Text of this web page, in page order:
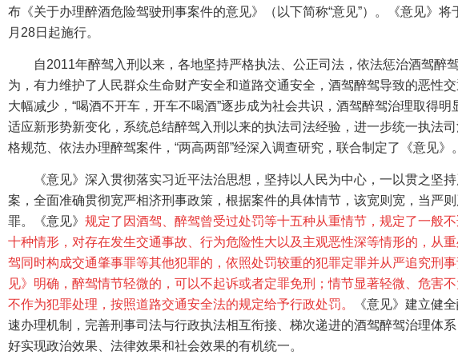
布《关于办理醉酒危险驾驶刑事案件的意见》（以下简称“意见”）。《意见》将
月 28日起施行。
自2011年醉驾入刑以来，各地坚持严格执法、公正司法，依法惩治酒驾醉
为，有力维护了人民群众生命财产安全和道路交通安全，酒驾醉驾导致的恶性
大幅减少，“喝酒不开车，开车不喝酒”逐步成为社会共识，酒驾醉驾治理取得明
适应新形势新变化，系统总结醉驾入刑以来的执法司法经验，进一步统一执法
格规范、依法办理醉驾案件，“两高两部”经深入调查研究，联合制定了《意见》。
《意见》深入贯彻落实习近平法治思想，坚持以人民为中心，一以贯之坚
案，全面准确贯彻宽严相济刑事政策，根据案件的具体情节，该宽则宽，当严
罪。《意见》 规定了因酒驾、醉驾曾受过处罚等十五种从重情节，规定了一般
十种情形，对存在发生交通事故、行为危险性大以及主观恶性深等情形的，从
驾同时构成交通肇事罪等其他犯罪的，依照处罚较重的犯罪定罪并从严追究刑
见》明确，醉驾情节轻微的，可以不起诉或者定罪免刑；情节显著轻微、危害
不作为犯罪处理，按照道路交通安全法的规定给予行政处罚。
《意见》建立健
速办理机制，完善刑事司法与行政执法相互衔接、梯次递进的酒驾醉驾治理体
好实现政治效果、法律效果和社会效果的有机统一。